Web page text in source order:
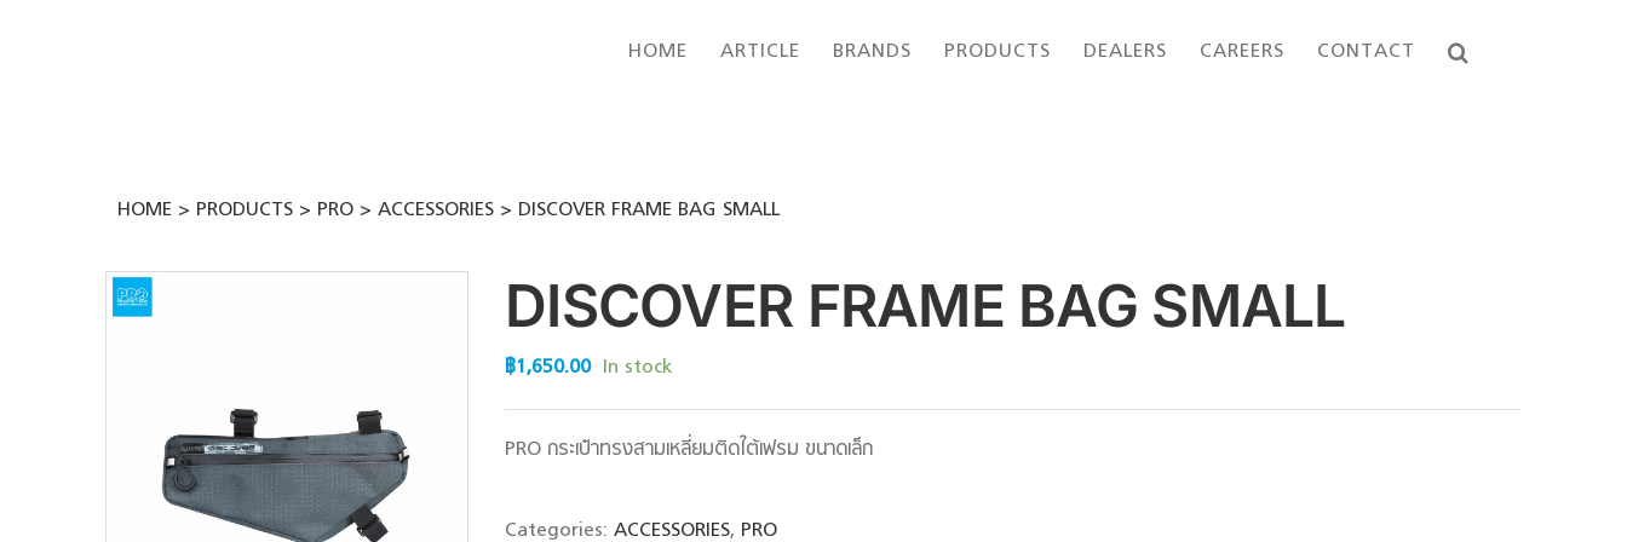
HOME ARTICLE BRANDS PRODUCTS DEALERS CAREERS CONTACT
HOME PRODUCTS PRO ACCESSORIES DISCOVER FRAME BAG SMALL
DISCOVER FRAME BAG SMALL
฿1,650.00 In stock
PRO กระเป๋าทรงสามเหลี่ยมติดใต้เฟรม ขนาดเล็ก
Categories: ACCESSORIES, PRO